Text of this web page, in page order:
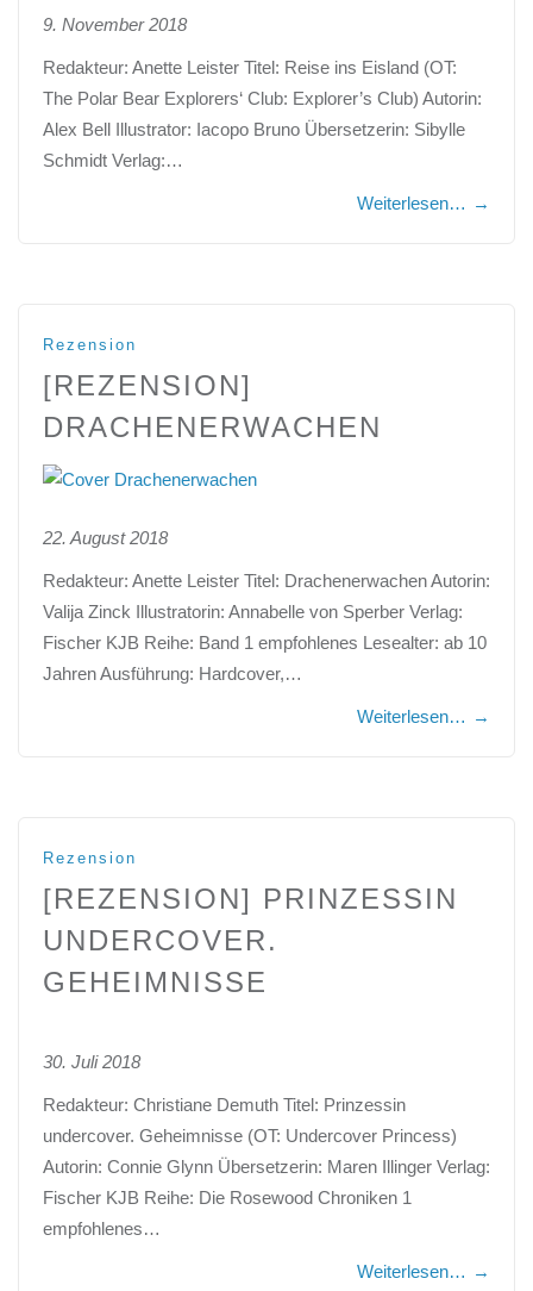
9. November 2018
Redakteur: Anette Leister Titel: Reise ins Eisland (OT:
The Polar Bear Explorers‘ Club: Explorer’s Club) Autorin:
Alex Bell Illustrator: Iacopo Bruno Übersetzerin: Sibylle
Schmidt Verlag:…
Weiterlesen… →
Rezension
[REZENSION]
DRACHENERWACHEN
22. August 2018
Redakteur: Anette Leister Titel: Drachenerwachen Autorin:
Valija Zinck Illustratorin: Annabelle von Sperber Verlag:
Fischer KJB Reihe: Band 1 empfohlenes Lesealter: ab 10
Jahren Ausführung: Hardcover,…
Weiterlesen… →
Rezension
[REZENSION] PRINZESSIN
UNDERCOVER.
GEHEIMNISSE
30. Juli 2018
Redakteur: Christiane Demuth Titel: Prinzessin
undercover. Geheimnisse (OT: Undercover Princess)
Autorin: Connie Glynn Übersetzerin: Maren Illinger Verlag:
Fischer KJB Reihe: Die Rosewood Chroniken 1
empfohlenes…
Weiterlesen… →